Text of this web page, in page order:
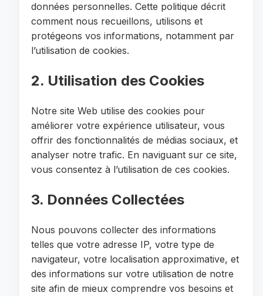
données personnelles. Cette politique décrit
comment nous recueillons, utilisons et
protégeons vos informations, notamment par
l’utilisation de cookies.
2. Utilisation des Cookies
Notre site Web utilise des cookies pour
améliorer votre expérience utilisateur, vous
offrir des fonctionnalités de médias sociaux, et
analyser notre trafic. En naviguant sur ce site,
vous consentez à l’utilisation de ces cookies.
3. Données Collectées
Nous pouvons collecter des informations
telles que votre adresse IP, votre type de
navigateur, votre localisation approximative, et
des informations sur votre utilisation de notre
site afin de mieux comprendre vos besoins et